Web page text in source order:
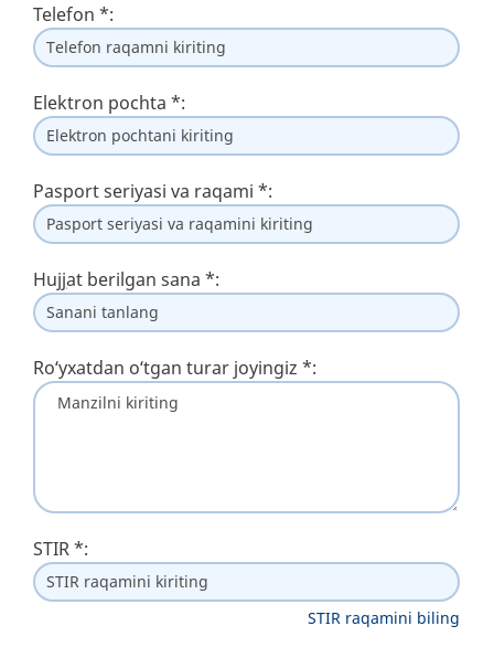
Telefon *:
Elektron pochta *:
Pasport seriyasi va raqami *:
Hujjat berilgan sana *:
Ro‘yxatdan o‘tgan turar joyingiz *:
STIR*:
STIR raqamini biling